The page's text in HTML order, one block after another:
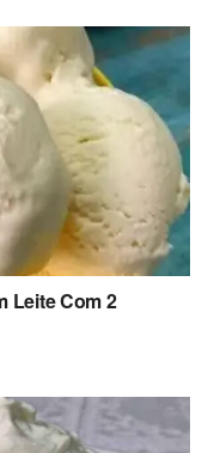
Leite Com 2